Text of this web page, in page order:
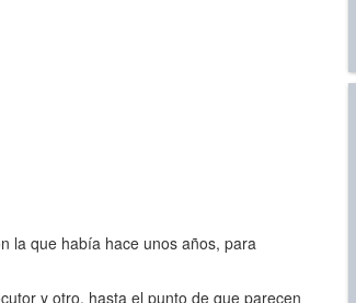
la que había hace unos años, para
y otro, hasta el punto de que parecen